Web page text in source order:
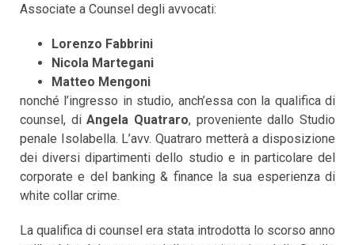
Associate a Counsel degli avvocati:
Lorenzo Fabbrini
Nicola Martegani
Matteo Mengoni
nonché l’ingresso in studio, anch’essa con la qualifica di
counsel, diAngela Quatraro, proveniente dallo Studio
penale Isolabella. L’avv. Quatraro metterà a disposizione
dei diversi dipartimenti dello studio e in particolare del
corporate e del banking & finance la sua esperienza di
white collar crime.
La qualifica di counsel era stata introdotta lo scorso anno